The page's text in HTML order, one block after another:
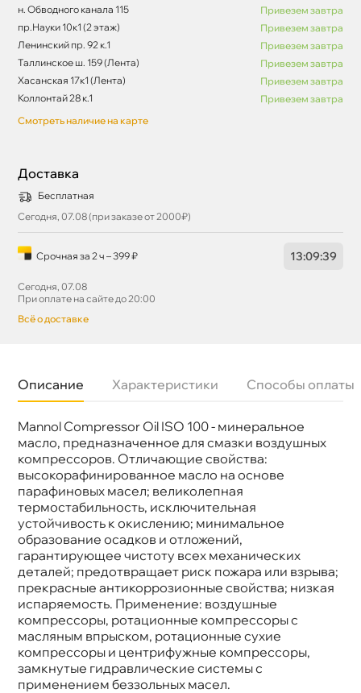
н. Обводного канала 115
Привезем завтра
пр.Науки 10к1 (2 этаж)
Привезем завтра
Ленинский пр. 92 к.1
Привезем завтра
Таллинское ш. 159 (Лента)
Привезем завтра
Хасанская 17к1 (Лента)
Привезем завтра
Коллонтай 28 к.1
Привезем завтра
Смотреть наличие на карте
Доставка
Бесплатная
Сегодня, 07.08 (при заказе от 2000₽)
Срочная за 2 ч – 399 ₽ 13:09:38
Сегодня, 07.08
При оплате на сайте до 20:00
сё о доставке
Описание Характеристики Способы оплаты
Mannol Compressor Oil ISO 100 - минеральное
масло, предназначенное для смазки воздушных
компрессоров. Отличающие свойства:
ысокорафинированное масло на основе
парафиновых масел; великолепная
термостабильность, исключительная
устойчивость к окислению; минимальное
образование осадков и отложений,
арантирующее чистоту всех механических
деталей; предотвращает риск пожара или взрыва;
прекрасные антикоррозионные свойства; низкая
испаряемость. Применение: воздушные
компрессоры, ротационные компрессоры с
масляным впрыском, ротационные сухие
компрессоры и центрифужные компрессоры,
замкнутые гидравлические системы с
применением беззольных масел.
язкость
ISO 100
Тип масла
Минеральное
Допуски
DIN 51 506 VBL, VCL & VDL
Спецификации
ISO L DAA, DAB, DAG & DAH
Объем
20л
Артикул
1934
Применение
Промышленное